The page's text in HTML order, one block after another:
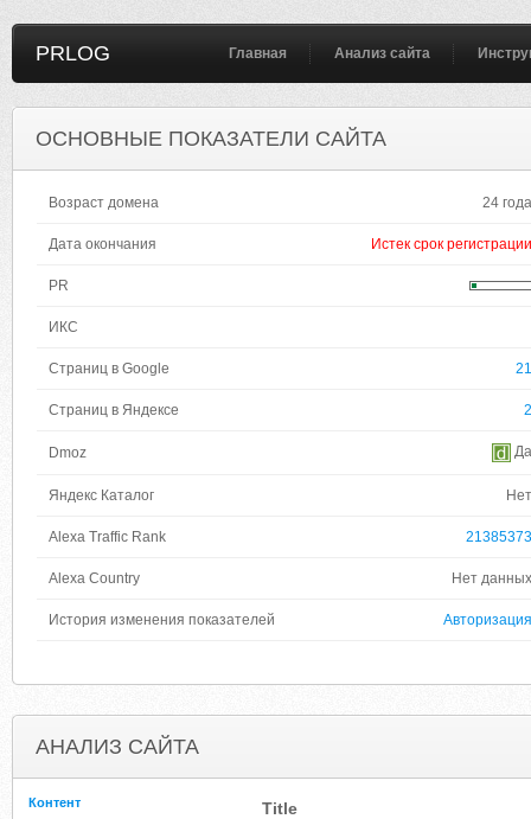
PRLOG Главная Анализ сайта
ОСНОВНЫЕ ПОКАЗАТЕЛИ САЙТА
Возраст домена 24 года
Дата окончания Истек срок регистрации
PR
ИКС
Страниц в Google 21
Страниц в Яндексе 2
Dmoz Да
Яндекс Каталог Нет
Alexa Traffic Rank 21385373
Alexa Country Нет данных
История изменения показателей Авторизация
АНАЛИЗ САЙТА
Контент Title